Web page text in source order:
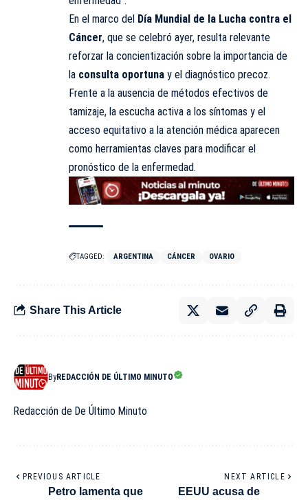
En el marco del Día Mundial de la Lucha contra el
Cáncer, que se celebró ayer, resulta relevante
reforzar la concientización sobre la importancia de
la consulta oportuna y el diagnóstico precoz.
Frente a la ausencia de métodos efectivos de
tamizaje, la escucha activa a los síntomas y el
acceso equitativo a la atención médica aparecen
como herramientas claves para modificar el
pronóstico de la enfermedad.
TAGGED: ARGENTINA CÁNCER OVARIO
Share This Article
ByREDACCIÓN DE ÚLTIMO MINUTO
Redacción de De Último Minuto
PREVIOUS ARTICLE
Petro lamenta que
NEXT ARTICLE
EEUU acusa de